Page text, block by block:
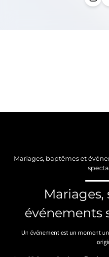
Mariages, baptêmes et
Mariages,
événements
Un événement est un moment